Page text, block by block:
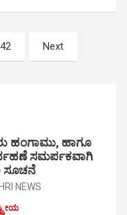
Next
ಹಂಗಾಮು, ಹಾಗೂ
ಸಮರ್ಪಕವಾಗಿ
ಸೂಚನೆ
NEWS